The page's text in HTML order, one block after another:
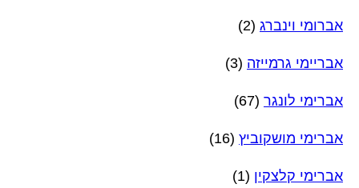
אברומי וינברג (2)
אבריימי גרמייזה (3)
אברימי לונגר (67)
אברימי מושקוביץ (16)
אברימי קלצקין (1)